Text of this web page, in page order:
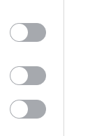
σε κάθε
υποκαμίσων,
κ.λπ.),
και το